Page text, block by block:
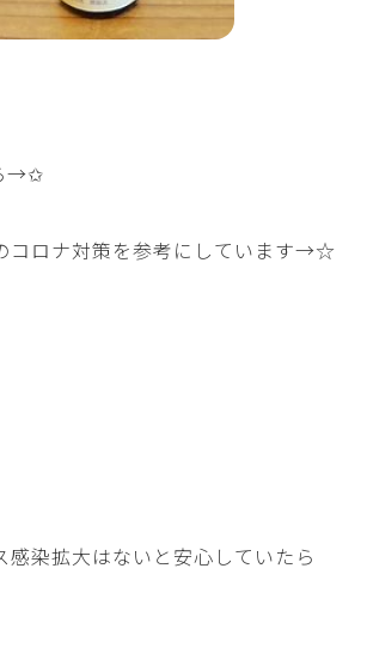
→✩
ロナ対策を参考にしています→☆
染拡大はないと安心していたら